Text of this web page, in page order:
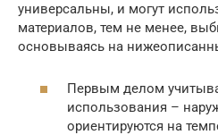
универсальны, и могут
материалов, тем не менее,
основываясь на
Первым делом
использования –
ориентируются на